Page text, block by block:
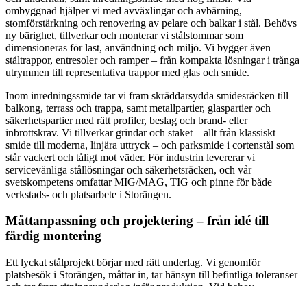
ombyggnad hjälper vi med avväxlingar och avbärning,
stomförstärkning och renovering av pelare och balkar i stål. Behövs
ny bärighet, tillverkar och monterar vi stålstommar som
dimensioneras för last, användning och miljö. Vi bygger även
ståltrappor, entresoler och ramper – från kompakta lösningar i trånga
utrymmen till representativa trappor med glas och smide.
Inom inredningssmide tar vi fram skräddarsydda smidesräcken till
balkong, terrass och trappa, samt metallpartier, glaspartier och
säkerhetspartier med rätt profiler, beslag och brand- eller
inbrottskrav. Vi tillverkar grindar och staket – allt från klassiskt
smide till moderna, linjära uttryck – och parksmide i cortenstål som
står vackert och tåligt mot väder. För industrin levererar vi
servicevänliga stållösningar och säkerhetsräcken, och vår
svetskompetens omfattar MIG/MAG, TIG och pinne för både
verkstads- och platsarbete i Storängen.
Måttanpassning och projektering – från idé till
färdig montering
Ett lyckat stålprojekt börjar med rätt underlag. Vi genomför
platsbesök i Storängen, måttar in, tar hänsyn till befintliga toleranser